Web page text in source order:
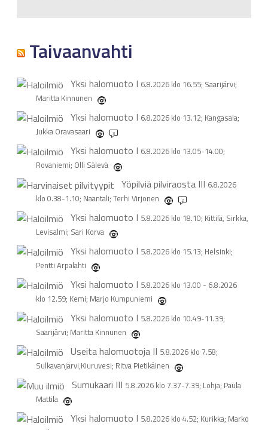
Taivaanvahti
Yksi halomuoto I 6.8.2026 klo 16.55; Saarijärvi;
Maritta Kinnunen
Yksi halomuoto I 6.8.2026 klo 13.12; Kangasala;
Jukka Oravasaari 3
Yksi halomuoto I 6.8.2026 klo 13.05-14.00;
Rovaniemi; Olli Sälevä
Yöpilviä pilviraosta III 6.8.2026
klo 0.38-1.10; Naantali; Terhi Virjonen 2
Yksi halomuoto I 5.8.2026 klo 18.10; Kittilä, Sirkka,
Levisalmi; Sari Korva
Yksi halomuoto I 5.8.2026 klo 15.13; Helsinki;
Pentti Arpalahti
Yksi halomuoto I 5.8.2026 klo 13.00 - 6.8.2026
klo 12.59; Kemi; Marjo Kumpuniemi
Yksi halomuoto I 5.8.2026 klo 10.49-11.39;
Saarijärvi; Maritta Kinnunen
Useita halomuotoja II 5.8.2026 klo 7.58;
Sulkavanjärvi,Kiuruvesi; Ritva Pietikäinen
Sumukaari III 5.8.2026 klo 7.37-7.39; Lohja; Paula
Mattila
Yksi halomuoto I 5.8.2026 klo 4.52; Kurikka; Marko